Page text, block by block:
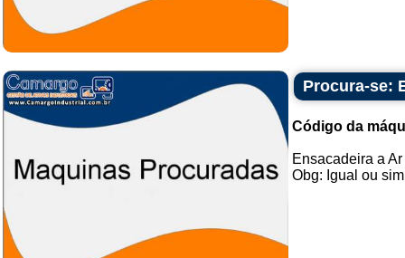
Procura-se:
Código da
Ensacadeira a
Obg: Igual ou